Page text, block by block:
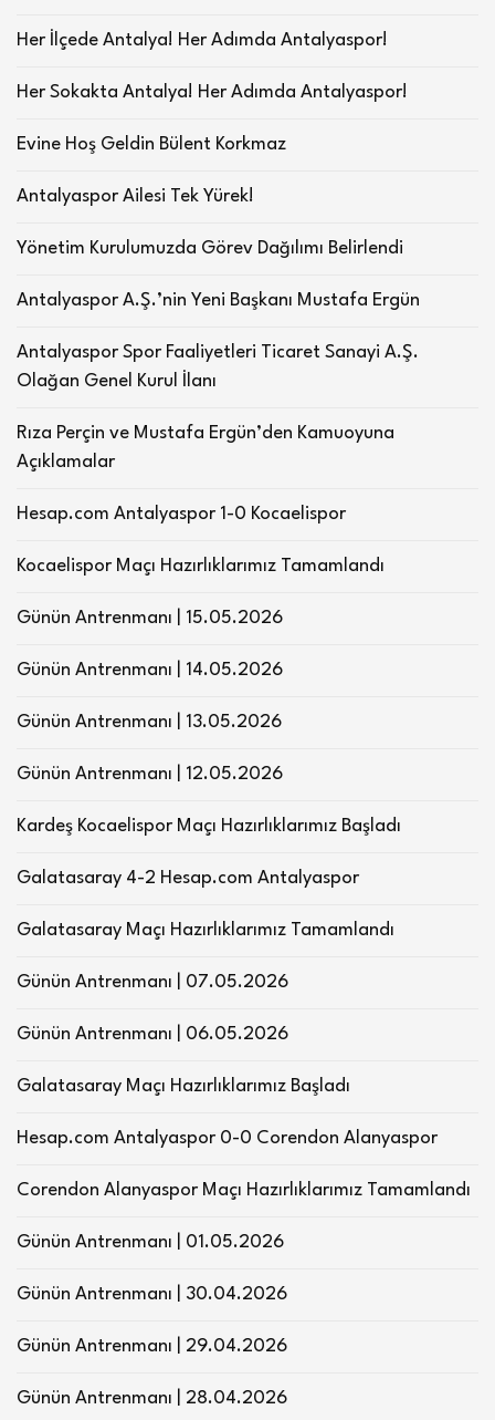
Her İlçede Antalya! Her Adımda Antalyaspor!
Her Sokakta Antalya! Her Adımda Antalyaspor!
Evine Hoş Geldin Bülent Korkmaz
Antalyaspor Ailesi Tek Yürek!
Yönetim Kurulumuzda Görev Dağılımı Belirlendi
Antalyaspor A.Ş.’nin Yeni Başkanı Mustafa Ergün
Antalyaspor Spor Faaliyetleri Ticaret Sanayi A.Ş.
Olağan Genel Kurul İlanı
Rıza Perçin ve Mustafa Ergün’den Kamuoyuna
Açıklamalar
Hesap.com Antalyaspor 1-0 Kocaelispor
Kocaelispor Maçı Hazırlıklarımız Tamamlandı
Günün Antrenmanı | 15.05.2026
Günün Antrenmanı | 14.05.2026
Günün Antrenmanı | 13.05.2026
Günün Antrenmanı | 12.05.2026
Kardeş Kocaelispor Maçı Hazırlıklarımız Başladı
Galatasaray 4-2 Hesap.com Antalyaspor
Galatasaray Maçı Hazırlıklarımız Tamamlandı
Günün Antrenmanı | 07.05.2026
Günün Antrenmanı | 06.05.2026
Galatasaray Maçı Hazırlıklarımız Başladı
Hesap.com Antalyaspor 0-0 Corendon Alanyaspor
Corendon Alanyaspor Maçı Hazırlıklarımız Tamamlandı
Günün Antrenmanı | 01.05.2026
Günün Antrenmanı | 30.04.2026
Günün Antrenmanı | 29.04.2026
Günün Antrenmanı | 28.04.2026